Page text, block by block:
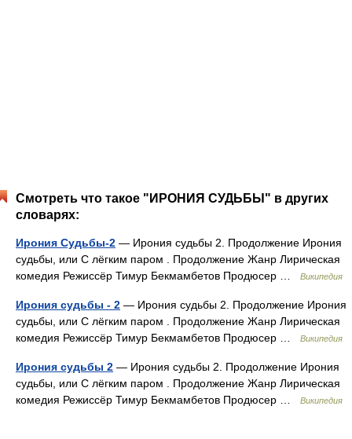
Смотреть что такое "ИРОНИЯ СУДЬБЫ" в других
словарях:
Ирония Судьбы-2 — Ирония судьбы 2. Продолжение Ирония
судьбы, или С лёгким паром . Продолжение Жанр Лирическая
комедия Режиссёр Тимур Бекмамбетов Продюсер …
Википедия
Ирония судьбы - 2 — Ирония судьбы 2. Продолжение Ирония
судьбы, или С лёгким паром . Продолжение Жанр Лирическая
комедия Режиссёр Тимур Бекмамбетов Продюсер …
Википедия
Ирония судьбы 2 — Ирония судьбы 2. Продолжение Ирония
судьбы, или С лёгким паром . Продолжение Жанр Лирическая
комедия Режиссёр Тимур Бекмамбетов Продюсер …
Википедия